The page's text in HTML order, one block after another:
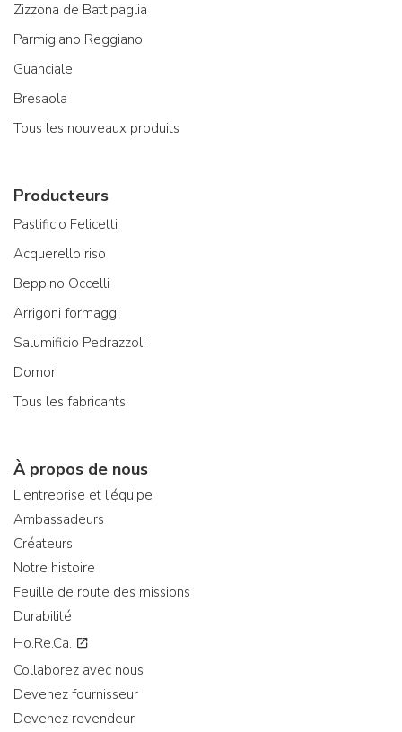
Zizzona de Battipaglia
Parmigiano Reggiano
Guanciale
Bresaola
Tous les nouveaux produits
Producteurs
Pastificio Felicetti
Acquerello riso
Beppino Occelli
Arrigoni formaggi
Salumificio Pedrazzoli
Domori
Tous les fabricants
À propos de nous
L'entreprise et l'équipe
Ambassadeurs
Créateurs
Notre histoire
Feuille de route des missions
Durabilité
Ho.Re.Ca.
Collaborez avec nous
Devenez fournisseur
Devenez revendeur